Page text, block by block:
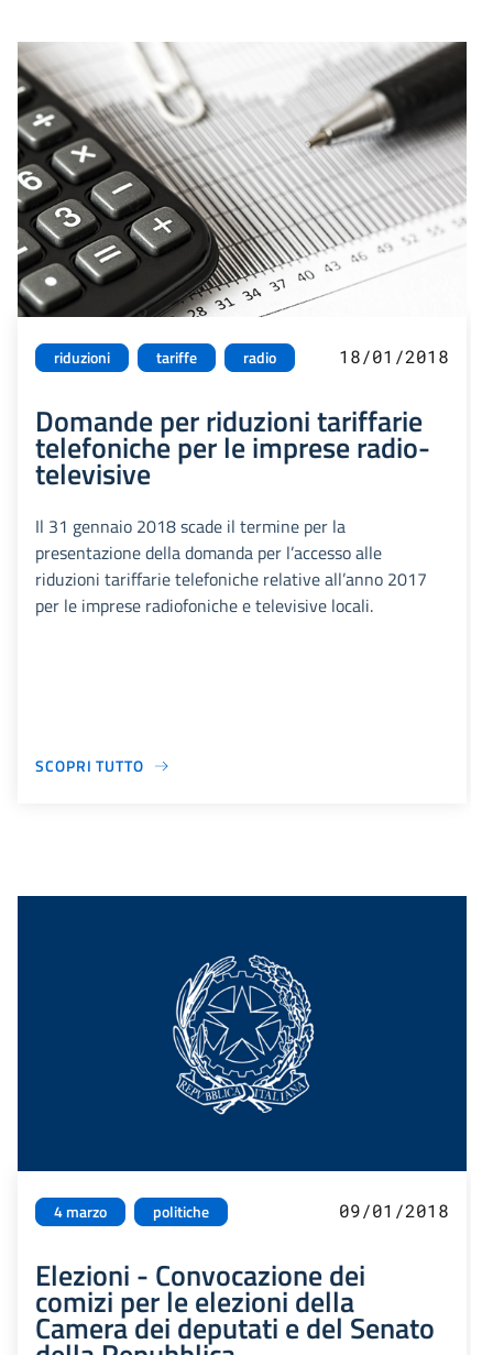
riduzioni tariffe radio 18/01/2018
Domande per riduzioni tariffarie
telefoniche per le imprese radio-
televisive
Il 31 gennaio 2018 scade il termine per la
presentazione della domanda per l’accesso alle
riduzioni tariffarie telefoniche relative all’anno 2017
per le imprese radiofoniche e televisive locali.
SCOPRI TUTTO
4 marzo politiche 09/01/2018
Elezioni - Convocazione dei
comizi per le elezioni della
Camera dei deputati e del Senato